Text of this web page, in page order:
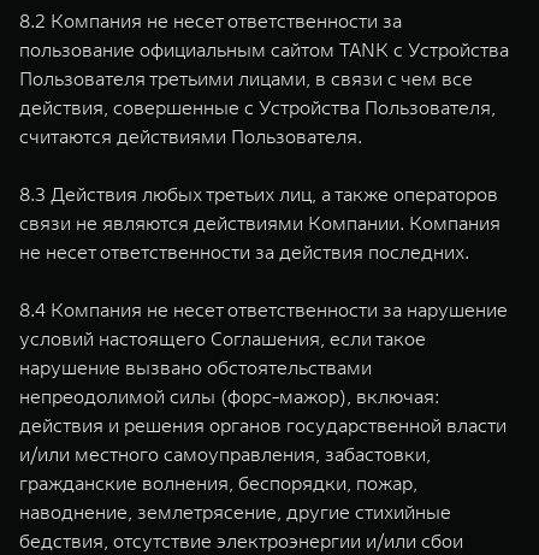
8.2 Компания не несет ответственности за
пользование официальным сайтом TANK с Устройства
Пользователя третьими лицами, в связи с чем все
действия, совершенные с Устройства Пользователя,
считаются действиями Пользователя.
8.3 Действия любых третьих лиц, а также операторов
связи не являются действиями Компании. Компания
не несет ответственности за действия последних.
8.4 Компания не несет ответственности за нарушение
условий настоящего Соглашения, если такое
нарушение вызвано обстоятельствами
непреодолимой силы (форс-мажор), включая:
действия и решения органов государственной власти
и/или местного самоуправления, забастовки,
гражданские волнения, беспорядки, пожар,
наводнение, землетрясение, другие стихийные
бедствия, отсутствие электроэнергии и/или сбои